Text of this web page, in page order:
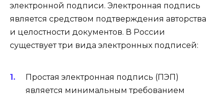
электронной подписи. Электронная подпись
является средством подтверждения авторства
и целостности документов. В России
существует три вида электронных подписей:
Простая электронная подпись (ПЭП)
является минимальным требованием